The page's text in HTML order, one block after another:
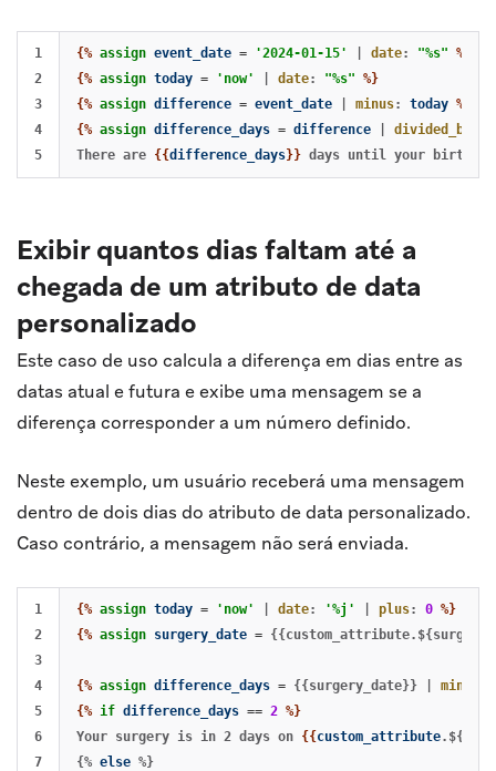
1
2
3
4
{% assign event_date = '2024-01-15' date: "%s" %}
{% assign today = 'now' date: "%s" %}
{% assign difference = event_date minus: today %}
{% assign difference_days = difference divided_by
There are {{difference_days}}
Exibir quantos dias faltam até a
chegada de um atributo de data
personalizado
Este caso de uso calcula a diferença em dias entre as
datas atual e futura e exibe uma mensagem se a
diferença corresponder a um número definido.
Neste exemplo, um usuário receberá uma mensagem
dentro de dois dias do atributo de data personalizado.
Caso contrário, a mensagem não será enviada.
1
2
3
4
5
6
7
{% assign today = 'now' date: '%j' plus: 0 %}
{% assign surgery_date =
{% assign difference_days = {{surgery_date}} minus
{% if difference_days == 2 %}
Your surgery is in 2 days on {{ custom_attribute
{% else %}